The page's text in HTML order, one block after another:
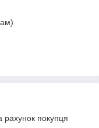
рахунок покупця